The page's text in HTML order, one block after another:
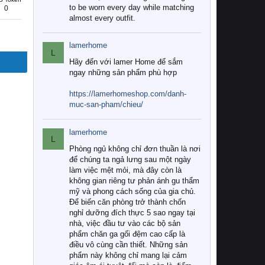
0
to be worn every day while matching
almost every outfit.
L
lamerhome
Hãy đến với lamer Home để sắm
ngay những sản phẩm phù hợp
https://lamerhomeshop.com/danh-
muc-san-pham/chieu/
L
lamerhome
Phòng ngủ không chỉ đơn thuần là nơi
để chúng ta ngả lưng sau một ngày
làm việc mệt mỏi, mà đây còn là
không gian riêng tư phản ánh gu thẩm
mỹ và phong cách sống của gia chủ.
Để biến căn phòng trở thành chốn
nghỉ dưỡng đích thực 5 sao ngay tại
nhà, việc đầu tư vào các bộ sản
phẩm chăn ga gối đệm cao cấp là
điều vô cùng cần thiết. Những sản
phẩm này không chỉ mang lại cảm